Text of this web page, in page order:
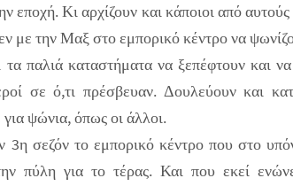
εποχή. Κι αρχίζουν και κάποιοι από
με την Μαξ στο εμπορικό κέντρο να
παλιά καταστήματα να ξεπέφτουν και
σε ό,τι πρέσβευαν. Δουλεύουν και
ψώνια, όπως οι άλλοι.
σεζόν το εμπορικό κέντρο που στο
πύλη για το τέρας. Και που εκεί